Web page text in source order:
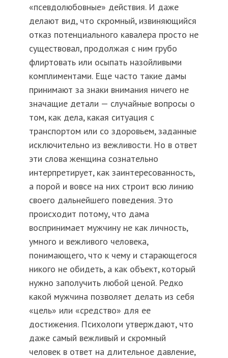
«псевдолюбовные» действия. И даже
делают вид, что скромный, извиняющийся
отказ потенциального кавалера просто не
существовал, продолжая с ним грубо
флиртовать или осыпать назойливыми
комплиментами. Еще часто такие дамы
принимают за знаки внимания ничего не
значащие детали — случайные вопросы о
том, как дела, какая ситуация с
транспортом или со здоровьем, заданные
исключительно из вежливости. Но в ответ
эти слова женщина сознательно
интерпретирует, как заинтересованность,
а порой и вовсе на них строит всю линию
своего дальнейшего поведения. Это
происходит потому, что дама
воспринимает мужчину не как личность,
умного и вежливого человека,
понимающего, что к чему и старающегося
никого не обидеть, а как объект, который
нужно заполучить любой ценой. Редко
какой мужчина позволяет делать из себя
«цель» или «средство» для ее
достижения. Психологи утверждают, что
даже самый вежливый и скромный
человек в ответ на длительное давление,